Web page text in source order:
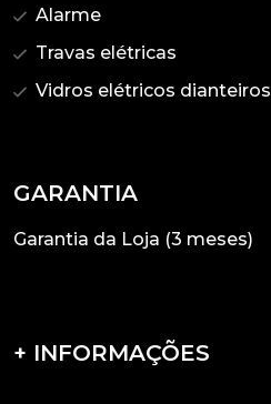
Alarme
Travas elétricas
Vidros elétricos dianteiros
GARANTIA
Garantia da Loja (3 meses)
+ INFORMAÇÕES